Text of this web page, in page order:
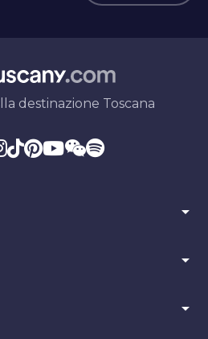
destinazione Toscana
arrow_drop_down
arrow_drop_down
arrow_drop_down